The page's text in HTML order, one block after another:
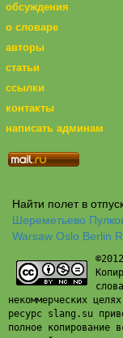
обсуждения
о словаре
авторы
статьи
ссылки
контакты
написать админам
Найти полет в
Шереметьево
Warsaw Oslo Berlin
некоммерческих
ресурс slang.su
полное копирование